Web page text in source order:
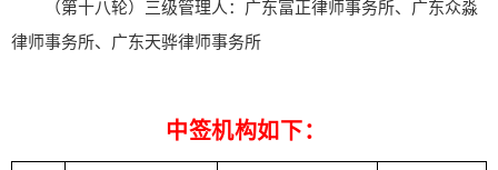
（第十八轮）三级管理人：广东富正律师事务所、广东众淼
律师事务所、广东天骅律师事务所
中签机构如下：